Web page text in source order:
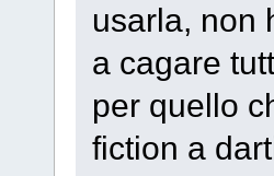
usarla, non
a cagare
per quello
fiction a